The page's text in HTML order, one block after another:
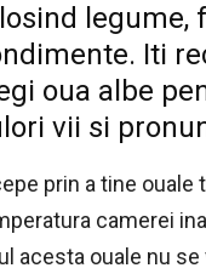
legume,
Iti
oua albe
vii si
prin a tine ouale
camerei
acesta ouale nu se